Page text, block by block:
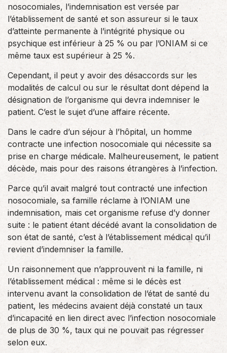
nosocomiales, l’indemnisation est versée par
l’établissement de santé et son assureur si le taux
d’atteinte permanente à l’intégrité physique ou
psychique est inférieur à 25 % ou par l’ONIAM si ce
même taux est supérieur à 25 %.
Cependant, il peut y avoir des désaccords sur les
modalités de calcul ou sur le résultat dont dépend la
désignation de l’organisme qui devra indemniser le
patient. C’est le sujet d’une affaire récente.
Dans le cadre d’un séjour à l’hôpital, un homme
contracte une infection nosocomiale qui nécessite sa
prise en charge médicale. Malheureusement, le patient
décède, mais pour des raisons étrangères à l’infection.
Parce qu’il avait malgré tout contracté une infection
nosocomiale, sa famille réclame à l’ONIAM une
indemnisation, mais cet organisme refuse d’y donner
suite : le patient étant décédé avant la consolidation de
son état de santé, c’est à l’établissement médical qu’il
revient d’indemniser la famille.
Un raisonnement que n’approuvent ni la famille, ni
l’établissement médical : même si le décès est
intervenu avant la consolidation de l’état de santé du
patient, les médecins avaient déjà constaté un taux
d’incapacité en lien direct avec l’infection nosocomiale
de plus de 30 %, taux qui ne pouvait pas régresser
selon eux.